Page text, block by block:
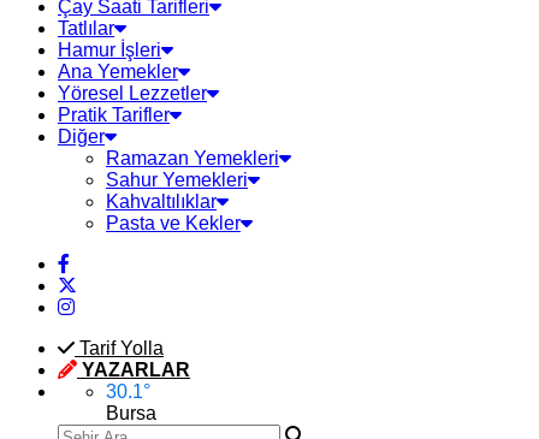
Çay Saati Tarifleri
Tatlılar
Hamur İşleri
Ana Yemekler
Yöresel Lezzetler
Pratik Tarifler
Diğer
Ramazan Yemekleri
Sahur Yemekleri
Kahvaltılıklar
Pasta ve Kekler
Tarif Yolla
YAZARLAR
30.1°
Bursa